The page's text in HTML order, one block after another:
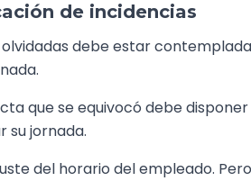
de incidencias
debe estar
que se equivocó debe
su jornada.
del horario del empleado.